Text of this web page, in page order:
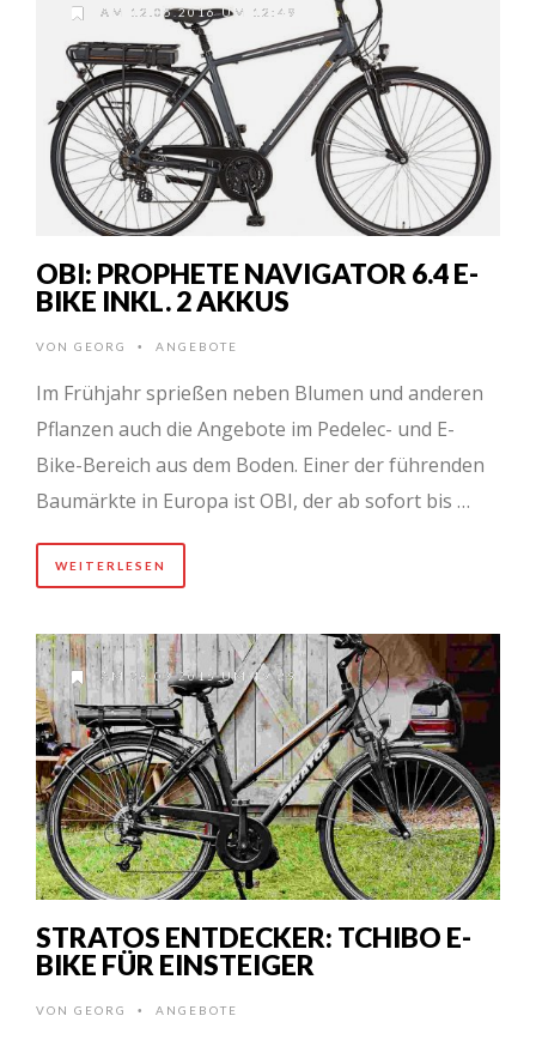
AM 12.05.2016 UM 12:49
OBI: PROPHETE NAVIGATOR 6.4 E-
BIKE INKL. 2 AKKUS
VON GEORG • ANGEBOTE
Im Frühjahr sprießen neben Blumen und anderen
Pflanzen auch die Angebote im Pedelec- und E-
Bike-Bereich aus dem Boden. Einer der führenden
Baumärkte in Europa ist OBI, der ab sofort bis …
WEITERLESEN
AM 28.03.2015 UM 19:29
STRATOS ENTDECKER: TCHIBO E-
BIKE FÜR EINSTEIGER
VON GEORG • ANGEBOTE